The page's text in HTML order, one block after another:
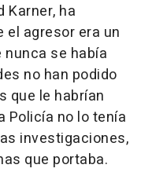
Karner, ha
agresor era un
se había
no han podido
que le habrían
Policía no lo tenía
investigaciones,
que portaba.